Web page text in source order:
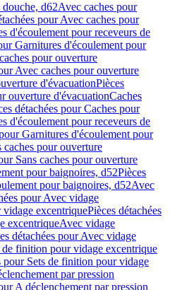
d62Avec caches pour
pour Avec caches pour
d'écoulement pour receveurs de
Garnitures d'écoulement pour
pour ouverture
Avec caches pour ouverture
d'évacuationPièces
ouverture d'évacuationCaches
détachées pour Caches pour
d'écoulement pour receveurs de
Garnitures d'écoulement pour
caches pour ouverture
Sans caches pour ouverture
pour baignoires, d52Pièces
pour baignoires, d52Avec
pour Avec vidage
excentriquePièces détachées
excentriqueAvec vidage
détachées pour Avec vidage
de finition pour vidage excentrique
pour Sets de finition pour vidage
par pression
A déclenchement par pression